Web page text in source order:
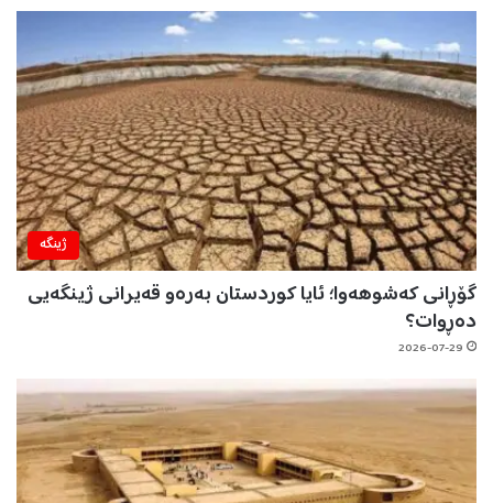
ژینگه‌
گۆڕانی کەشوهەوا؛ ئایا کوردستان بەرەو قەیرانی ژینگەیی
دەڕوات؟
2026-07-29